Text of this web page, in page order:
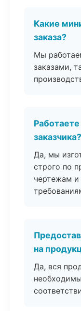
Какие
заказа?
Мы
заказами,
заказчика?
Да, мы
строго по
чертежам и
на
Да, вся